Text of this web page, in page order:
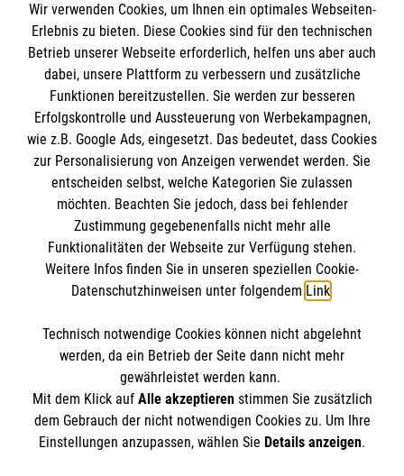
Empfänger: Malteser Hilfsdienst e.V.
IBAN: DE10 3706 0120 1201 2000 12
BIC: GENODED 1PA7
Newsletter abonnieren
Cookies verwalten|AGB|Impressum|Datenschutz
Barrierefreiheit |Kontakt| Sharepoint|Mediathek
Wir verwenden Cookies, um Ihnen ein optimales Webseiten-
Erlebnis zu bieten. Diese Cookies sind für den technischen
Betrieb unserer Webseite erforderlich, helfen uns aber auch
dabei, unsere Plattform zu verbessern und zusätzliche
Funktionen bereitzustellen. Sie werden zur besseren
Erfolgskontrolle und Aussteuerung von Werbekampagnen,
wie z.B. Google Ads, eingesetzt. Das bedeutet, dass Cookies
zur Personalisierung von Anzeigen verwendet werden. Sie
entscheiden selbst, welche Kategorien Sie zulassen
möchten. Beachten Sie jedoch, dass bei fehlender
Zustimmung gegebenenfalls nicht mehr alle
Funktionalitäten der Webseite zur Verfügung stehen.
Weitere Infos finden Sie in unseren speziellen Cookie-
Datenschutzhinweisen unter folgendem Link.
Technisch notwendige Cookies können nicht abgelehnt
werden, da ein Betrieb der Seite dann nicht mehr
gewährleistet werden kann.
Mit dem Klick auf Alle akzeptierenstimmen Sie zusätzlich
dem Gebrauch der nicht notwendigen Cookies zu. Um Ihre
Einstellungen anzupassen, wählen Sie Details anzeigen.